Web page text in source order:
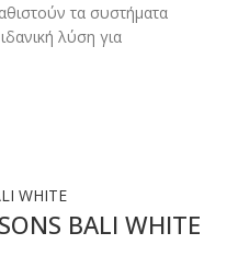
τα συστήματα
λύση για
BALI WHITE